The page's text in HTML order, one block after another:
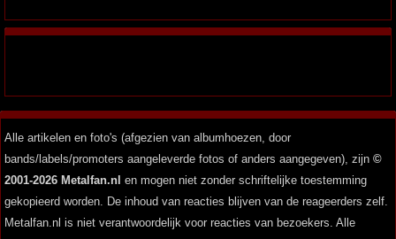
Alle artikelen en foto's (afgezien van albumhoezen, door
bands/labels/promoters aangeleverde fotos of anders aangegeven), zijn ©
2001-2026 Metalfan.nl en mogen niet zonder schriftelijke toestemming
gekopieerd worden. De inhoud van reacties blijven van de reageerders zelf.
Metalfan.nl is niet verantwoordelijk voor reacties van bezoekers. Alle